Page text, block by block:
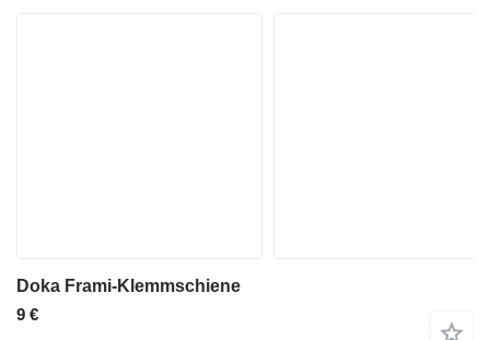
Doka Frami-Klemmschiene
9 €